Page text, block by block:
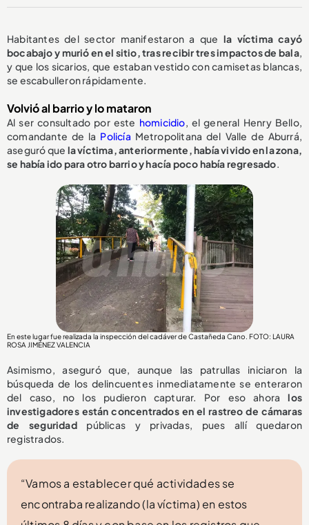
Habitantes del sector manifestaron a que la víctima cayó
bocabajo y murió en el sitio, tras recibir tres impactos de bala,
y que los sicarios, que estaban vestido con camisetas blancas,
se escabulleron rápidamente.
Volvió al barrio y lo mataron
Al ser consultado por este homicidio, el general Henry Bello,
comandante de la Policía Metropolitana del Valle de Aburrá,
aseguró que la víctima, anteriormente, había vivido en la zona,
se había ido para otro barrio y hacía poco había regresado.
En este lugar fue realizada la inspección del cadáver de Castañeda Cano. FOTO: LAURA
ROSA JIMÉNEZ VALENCIA
Asimismo, aseguró que, aunque las patrullas iniciaron la
búsqueda de los delincuentes inmediatamente se enteraron
del caso, no los pudieron capturar. Por eso ahoralos
investigadores están concentrados en el rastreo de cámaras
de seguridad públicas y privadas, pues allí quedaron
registrados.
“Vamos a establecer qué actividades se
encontraba realizando (la víctima) en estos